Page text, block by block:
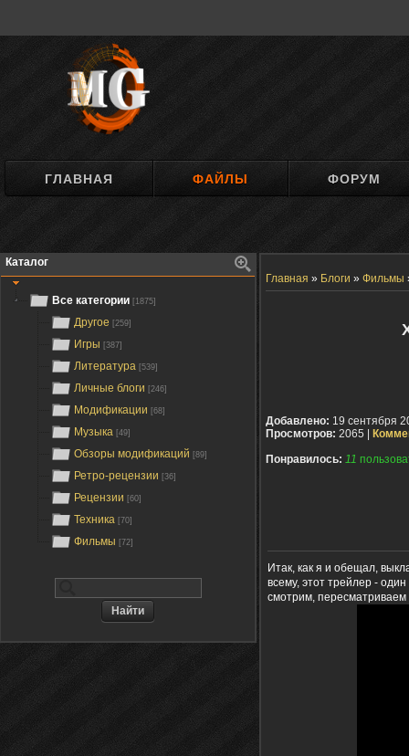
ГЛАВНАЯ ФАЙЛЫ ФОРУМ
Каталог
Все категории [1875]
Другое [259]
Игры [387]
Литература [539]
Личные блоги [246]
Модификации [68]
Музыка [49]
Обзоры модификаций [89]
Ретро-рецензии [36]
Рецензии [60]
Техника [70]
Фильмы [72]
Главная » Блоги » Фильмы
Добавлено: 19 сентября
Просмотров: 2065 |
Понравилось: 11
Итак, как я и обещал,
всему, этот трейлер -
смотрим, пересматриваем